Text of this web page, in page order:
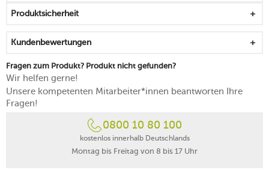
Produktsicherheit
Kundenbewertungen
Fragen zum Produkt? Produkt nicht gefunden?
Wir helfen gerne!
Unsere kompetenten Mitarbeiter*innen beantworten Ihre
Fragen!
0800 10 80 100
kostenlos innerhalb Deutschlands
Montag bis Freitag von 8 bis 17 Uhr